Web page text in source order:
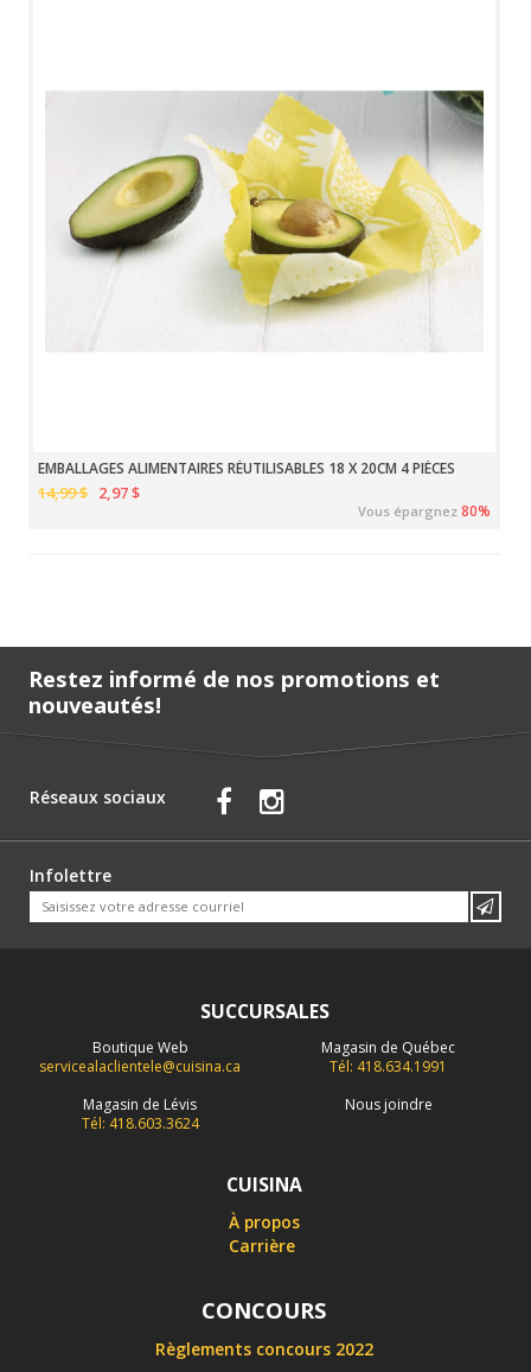
EMBALLAGES ALIMENTAIRES RÉUTILISABLES 18 X 20CM 4 PIÈCES
14,99 $ 2,97 $
Vous épargnez80%
Restez informé de nos promotions et
nouveautés!
Réseaux sociaux
Infolettre
SUCCURSALES
Boutique Web
servicealaclientele@cuisina.ca
Magasin de Québec
Tél: 418.634.1991
Magasin de Lévis
Tél: 418.603.3624
Nous joindre
CUISINA
À propos
Carrière
CONCOURS
Règlements concours 2022